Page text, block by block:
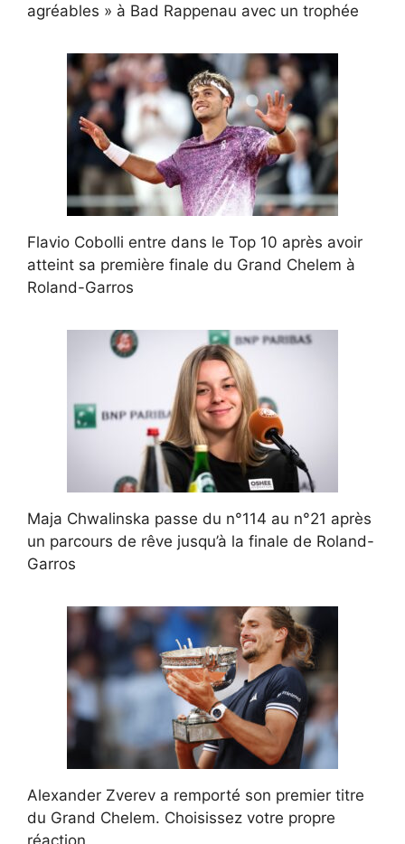
agréables » à Bad Rappenau avec un trophée
Flavio Cobolli entre dans le Top 10 après avoir
atteint sa première finale du Grand Chelem à
Roland-Garros
Maja Chwalinska passe du n°114 au n°21 après
un parcours de rêve jusqu’à la finale de Roland-
Garros
Alexander Zverev a remporté son premier titre
du Grand Chelem. Choisissez votre propre